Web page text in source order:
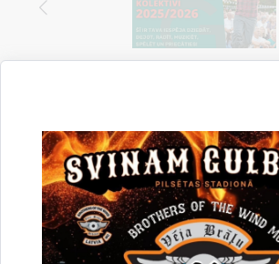
Vai šī informācija bija
Sniegt atsauksmi